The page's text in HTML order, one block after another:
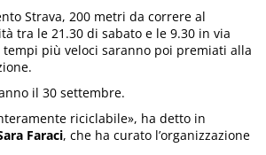
Strava, 200 metri da correre al
tra le 21.30 di sabato e le 9.30 in via
tempi più veloci saranno poi premiati alla
il 30 settembre.
riciclabile», ha detto in
Faraci, che ha curato l’organizzazione